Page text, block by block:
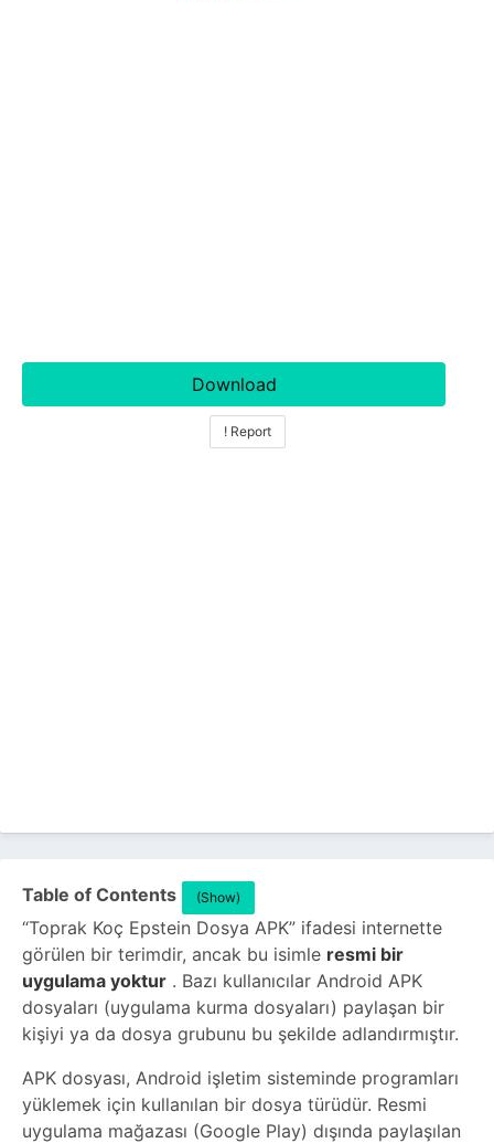
Download
! Report
Table of Contents (Show)
“Toprak Koç Epstein Dosya APK” ifadesi internette
görülen bir terimdir, ancak bu isimle resmi bir
uygulama yoktur . Bazı kullanıcılar Android APK
dosyaları (uygulama kurma dosyaları) paylaşan bir
kişiyi ya da dosya grubunu bu şekilde adlandırmıştır.
APK dosyası, Android işletim sisteminde programları
yüklemek için kullanılan bir dosya türüdür. Resmi
uygulama mağazası (Google Play) dışında paylaşılan